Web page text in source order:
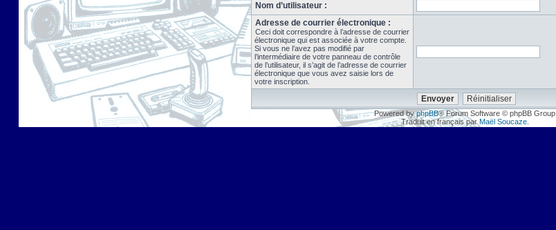
Nom d’utilisateur :
Adresse de courrier électronique :
Ceci doit correspondre à l’adresse de courrier
électronique qui est associée à votre compte.
Si vous ne l’avez pas modifié par
l’intermédiaire de votre panneau de contrôle
de l’utilisateur, il s’agit de l’adresse de courrier
électronique que vous avez saisie lors de
votre inscription.
Powered byphpBB® Forum Software © phpBB Group
Traduit en français par Maël Soucaze.